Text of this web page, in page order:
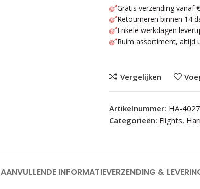
Gratis verzending vanaf
Retourneren binnen 14
Enkele werkdagen
Ruim assortiment, altijd
Vergelijken
Artikelnummer: HA-4027
Categorieën: Flights,
AANVULLENDE INFORMATIEVERZENDING &